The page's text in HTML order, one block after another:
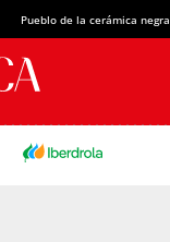
Pueblo de la cerámica negra